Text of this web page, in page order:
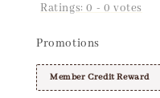
Ratings:0 - 0 votes
Promotions
Member Credit Reward